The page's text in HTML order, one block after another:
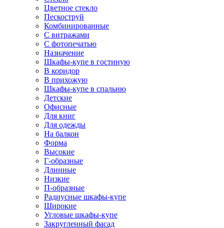
Цветное стекло
Пескоструй
Комбинированные
С витражами
С фотопечатью
Назначение
Шкафы-купе в гостиную
В коридор
В прихожую
Шкафы-купе в спальню
Детские
Офисные
Для книг
Для одежды
На балкон
Форма
Высокие
Г-образные
Длинные
Низкие
П-образные
Радиусные шкафы-купе
Широкие
Угловые шкафы-купе
Закругленный фасад